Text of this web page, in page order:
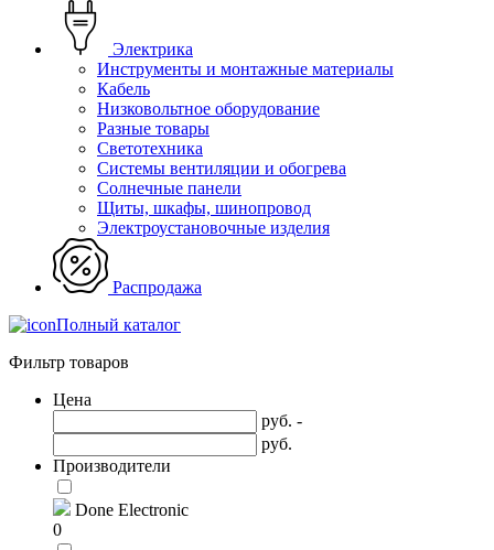
Электрика
Инструменты и монтажные материалы
Кабель
Низковольтное оборудование
Разные товары
Светотехника
Системы вентиляции и обогрева
Солнечные панели
Щиты, шкафы, шинопровод
Электроустановочные изделия
Распродажа
Полный каталог
Фильтр товаров
Цена
руб. -
руб.
Производители
Done Electronic
0